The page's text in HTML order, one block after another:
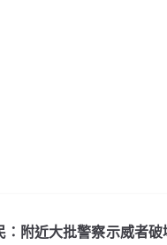
：附近大批警察示威者破